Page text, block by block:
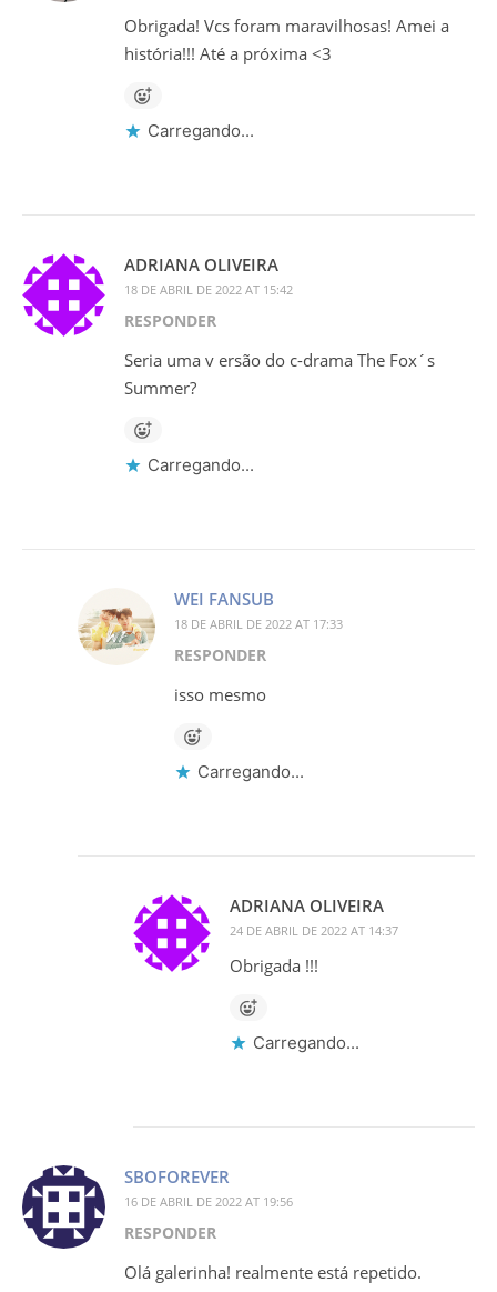
Obrigada! Vcs foram maravilhosas! Amei a
história!!! Até a próxima <3
Carregando...
ADRIANA OLIVEIRA
18 DE ABRIL DE 2022 AT 15:42
RESPONDER
Seria uma v ersão do c-drama The Fox´s
Summer?
Carregando...
WEI FANSUB
18 DE ABRIL DE 2022 AT 17:33
RESPONDER
isso mesmo
Carregando...
ADRIANA OLIVEIRA
24 DE ABRIL DE 2022 AT 14:37
Obrigada !!!
Carregando...
SBOFOREVER
16 DE ABRIL DE 2022 AT 19:56
RESPONDER
Olá galerinha! realmente está repetido.